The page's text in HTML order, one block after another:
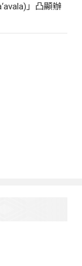
」凸顯辦